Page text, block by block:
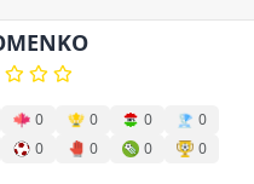
0 0 0
0
0 0 0
0